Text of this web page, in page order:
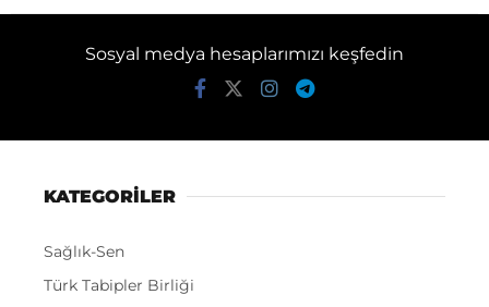
Sosyal medya hesaplarımızı keşfedin
KATEGORİLER
Sağlık-Sen
Türk Tabipler Birliği